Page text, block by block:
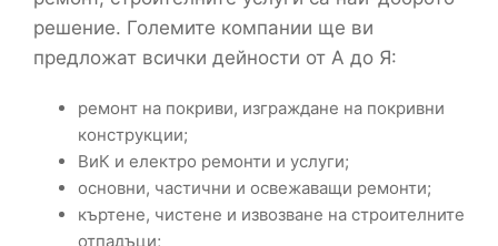
решение. Големите компании ще ви
предложат всички дейности от А до Я:
ремонт на покриви, изграждане на покривни
конструкции;
ВиК и електро ремонти и услуги;
основни, частични и освежаващи ремонти;
къртене, чистене и извозване на строителните
отпадъци;